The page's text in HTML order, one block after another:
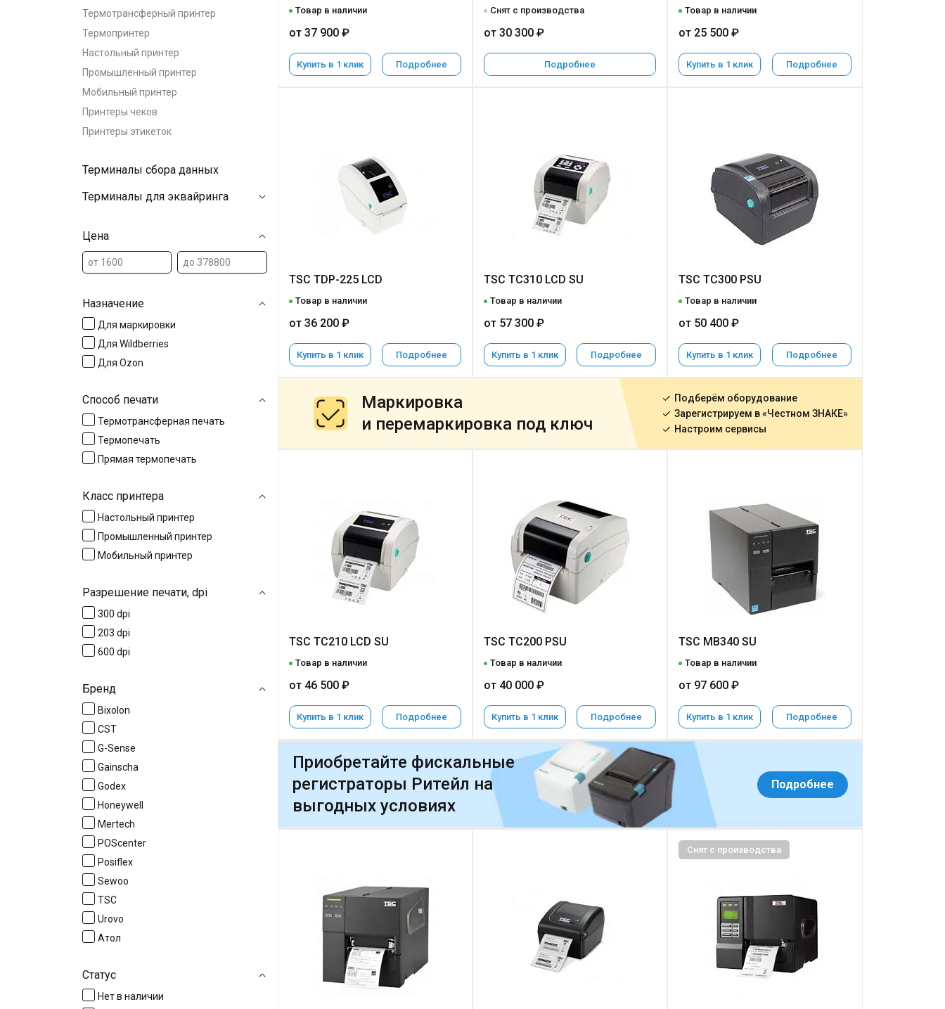
Термотрансферный принтер
Термопринтер
Настольный принтер
Промышленный принтер
Мобильный принтер
Принтеры чеков
Принтеры этикеток
Терминалы сбора данных
Терминалы для эквайринга
Цена
Назначение
Для маркировки
Для Wildberries
Для Ozon
Способ печати
Термотрансферная печать
Термопечать
Прямая термопечать
Класс принтера
Настольный принтер
Промышленный принтер
Мобильный принтер
Разрешение печати, dpi
300 dpi
203 dpi
600 dpi
Бренд
Bixolon
CST
G-Sense
Gainscha
Godex
Honeywell
Mertech
POScenter
Posiflex
Sewoo
TSC
Urovo
Атол
Статус
Нет в наличии
Товар в наличии
от 37 900 ₽
Купить в 1 клик Подробнее
Снят с производства
от 30 300 ₽
Подробнее
Товар в наличии
от 25 500 ₽
Купить в 1 клик Подробнее
TSC TDP-225 LCD
Товар в наличии
от 36 200 ₽
Купить в 1 клик Подробнее
TSC TC310 LCD SU
Товар в наличии
от 57 300 ₽
Купить в 1 клик Подробнее
TSC TC300 PSU
Товар в наличии
от 50 400 ₽
Купить в 1 клик Подробнее
TSC TC210 LCD SU
Товар в наличии
от 46 500 ₽
Купить в 1 клик Подробнее
TSC TC200 PSU
Товар в наличии
от 40 000 ₽
Купить в 1 клик Подробнее
TSC MB340 SU
Товар в наличии
от 97 600 ₽
Купить в 1 клик Подробнее
Снят с производства
Маркировка
и перемаркировка под ключ
Подберём оборудование
Зарегистрируем в «Честном ЗНАКЕ»
Настроим сервисы
Приобретайте фискальные
регистраторы Ритейл на
выгодных условиях
Подробнее